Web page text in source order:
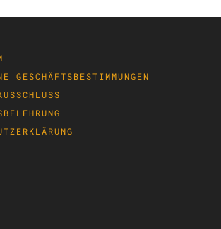
GESCHÄFTSBESTIMMUNGEN